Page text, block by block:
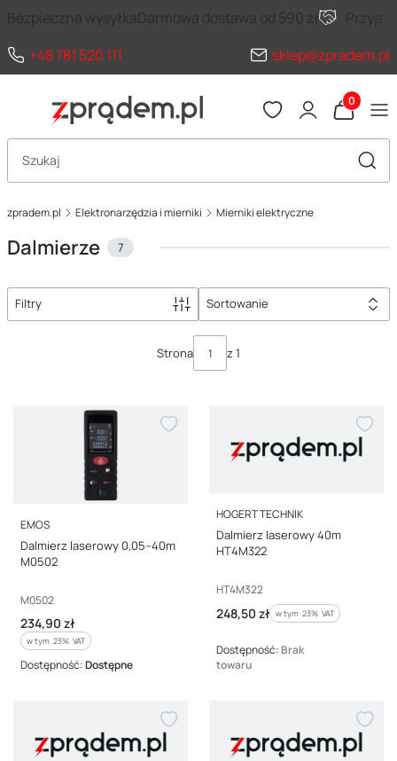
Bezpieczna wysyłkaDarmowa dostawa od 590 zł
+48 781 520 111
sklep@zpradem.pl
Produkty
Otwórz wyszukiwarkę
zpradem.pl Elektronarzędzia i mierniki Mierniki elektryczne
Dalmierze 7
Filtry Sortowanie
Strona z 1
PRODUCENT
EMOS
Dalmierz laserowy 0,05–40m
M0502
Kod producenta
M0502
Cena brutto
234,90 zł
w tym %s VAT
w tym 23% VAT
Dostępność:Dostępne
PRODUCENT
HOGERT TECHNIK
Dalmierz laserowy 40m
HT4M322
Kod producenta
HT4M322
Cena brutto
248,50 zł w tym %s VAT
w tym 23% VAT
Dostępność: Brak
towaru